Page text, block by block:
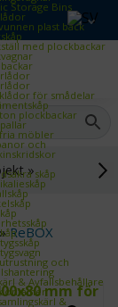
Storage Bins
plast back
med plockbackar
för smådelar
plockbackar
möbler
och
skåp
och
& Avfallsbehållare
&
»
ReBOX